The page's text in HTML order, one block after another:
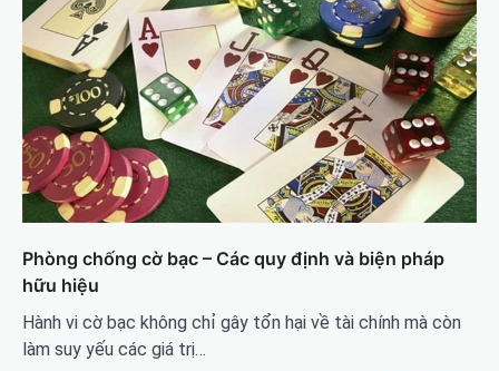
Phòng chống cờ bạc – Các quy định và biện pháp
hữu hiệu
Hành vi cờ bạc không chỉ gây tổn hại về tài chính mà còn
làm suy yếu các giá trị…